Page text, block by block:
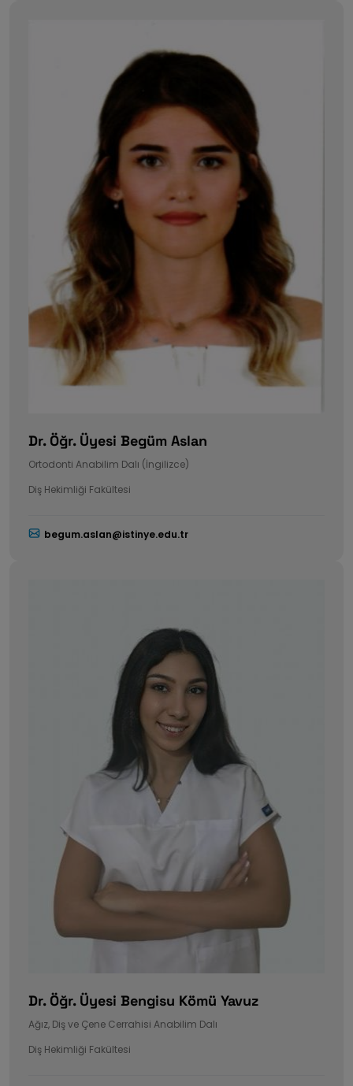
Dr. Öğr. Üyesi Begüm Aslan
Ortodonti Anabilim Dalı (İngilizce)
Diş Hekimliği Fakültesi
begum.aslan@istinye.edu.tr
Dr. Öğr. Üyesi Bengisu Kömü Yavuz
Ağız, Diş ve Çene Cerrahisi Anabilim Dalı
Diş Hekimliği Fakültesi